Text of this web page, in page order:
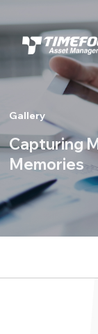
Gallery
Capturing
Memories